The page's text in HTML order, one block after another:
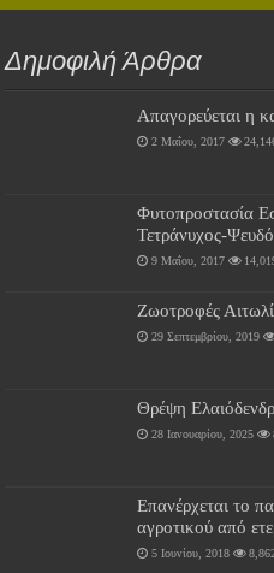
Δημοφιλή Άρθρα
Απαγορεύεται η
2 Μαΐου, 2017
Φυτοπροστασία
Τετράνυχος-
9 Μαΐου, 2017
Ζωοτροφές
29 Σεπτεμβρίου, 2019
Θρέψη
28 Ιανουαρίου, 2025
Επανέρχεται το
αγροτικού από
5 Ιουνίου, 2018